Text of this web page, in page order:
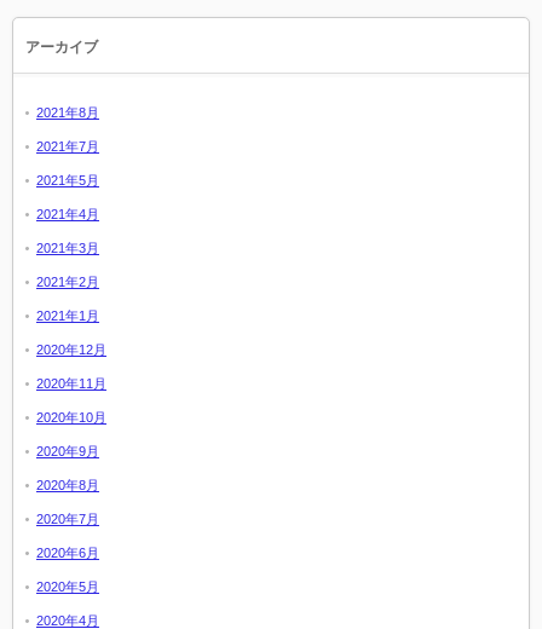
アーカイブ
2021年8月
2021年7月
2021年5月
2021年4月
2021年3月
2021年2月
2021年1月
2020年12月
2020年11月
2020年10月
2020年9月
2020年8月
2020年7月
2020年6月
2020年5月
2020年4月